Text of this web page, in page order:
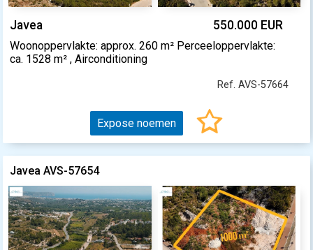
Javea 550.000 EUR
Woonoppervlakte: approx. 260 m² Perceeloppervlakte:
ca. 1528 m² , Airconditioning
Ref. AVS-57664
Expose noemen
Javea AVS-57654